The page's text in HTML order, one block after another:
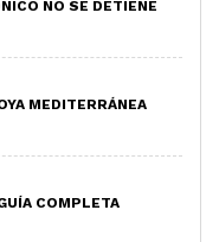
NO SE DETIENE
MEDITERRÁNEA
COMPLETA